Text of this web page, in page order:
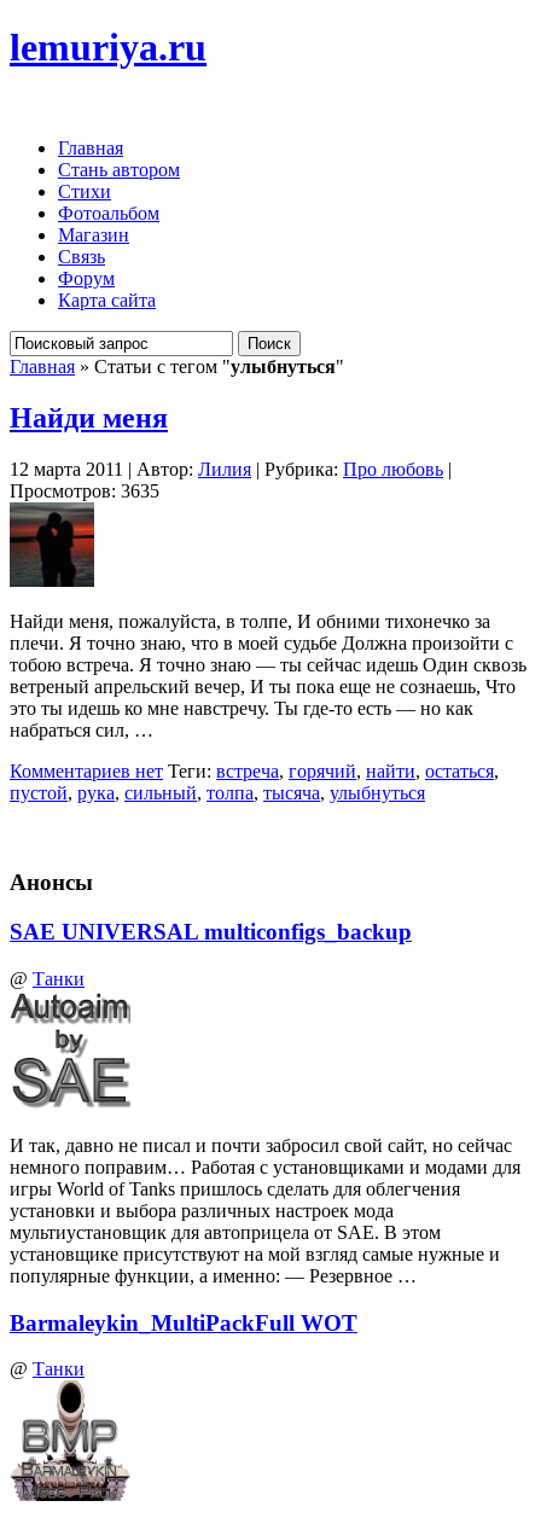
lemuriya.ru
Главная
Стань автором
Стихи
Фотоальбом
Магазин
Связь
Форум
Карта сайта
Главная » Статьи с тегом "улыбнуться"
Найди меня
12 марта 2011 | Автор: Лилия | Рубрика: Про любовь |
Просмотров: 3635
Найди меня, пожалуйста, в толпе, И обними тихонечко за
плечи. Я точно знаю, что в моей судьбе Должна произойти с
тобою встреча. Я точно знаю — ты сейчас идешь Один сквозь
ветреный апрельский вечер, И ты пока еще не сознаешь, Что
это ты идешь ко мне навстречу. Ты где-то есть — но как
набраться сил, …
Комментариев нет Теги: встреча, горячий, найти, остаться,
пустой, рука, сильный, толпа, тысяча, улыбнуться
Анонсы
SAE UNIVERSAL multiconfigs_backup
@ Танки
И так, давно не писал и почти забросил свой сайт, но сейчас
немного поправим… Работая с установщиками и модами для
игры World of Tanks пришлось сделать для облегчения
установки и выбора различных настроек мода
мультиустановщик для автоприцела от SAE. В этом
установщике присутствуют на мой взгляд самые нужные и
популярные функции, а именно: — Резервное …
Barmaleykin_MultiPackFull WOT
@ Танки